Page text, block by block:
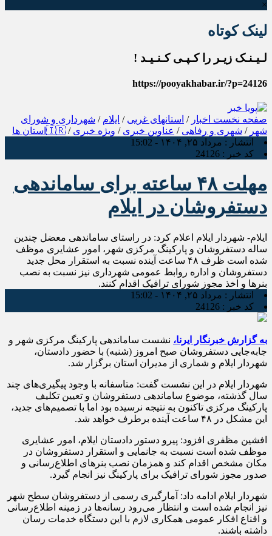
×
لینک کوتاه
لـیـنـک زیـر را کـپـی کـنـیـد !
https://pooyakhabar.ir/?p=24126
صفحه نخست اخبار / استانهای غربی / ایلام / شهرداری و شورای
شهر / شهری و رفاهی / عناوین خبری / ویژه خبری / 🇮🇷استان ها
انتشار : مرداد ۲۵, ۱۴۰۴ - 15:02
کد خبر : 24126
مهلت ۴۸ ساعته برای ساماندهی
دستفروشان در ایلام
ایلام- شهردار ایلام اعلام کرد: در راستای ساماندهی معضل چندین‌
ساله دستفروشان و پارکینگ مرکزی شهر، امور عشایری موظف
شده است ظرف ۴۸ ساعت آینده نسبت به استقرار محل جدید
دستفروشان و اداره روابط عمومی شهرداری نیز نسبت به نصب
بنرها و اخذ مجوز شورای ترافیک اقدام کنند.
انتشار : مرداد ۲۵, ۱۴۰۴ - 15:02
کد خبر : 24126
به گزارش خبرنگار ایرنا، نشست ساماندهی پارکینگ مرکزی شهر و
جابه‌جایی دستفروشان صبح امروز (شنبه) با حضور دادستان،
شهردار ایلام و شماری از مدیران استان برگزار شد.
شهردار ایلام در این نشست گفت: متاسفانه با وجود پیگیری‌های چند
سال گذشته، موضوع ساماندهی دستفروشان و تعیین تکلیف
پارکینگ مرکزی تاکنون به نتیجه نرسیده بود اما با تصمیم‌های جدید،
این مشکل در ۴۸ ساعت آینده برطرف خواهد شد.
افشین مظفری افزود: پیرو دستور دادستان ایلام، امور عشایری
موظف شده است نسبت به جانمایی و استقرار دستفروشان در
مکان مشخص اقدام کند و همزمان نصب بنرهای اطلاع‌رسانی و
صدور مجوز شورای ترافیک برای پارکینگ نیز انجام گیرد.
شهردار ایلام ادامه داد: آمارگیری رسمی از دستفروشان سطح شهر
نیز انجام شده است و انتظار می‌رود رسانه‌ها در زمینه اطلاع‌رسانی
و اقناع افکار عمومی همکاری لازم با این دستگاه خدمات رسان
داشته باشند.